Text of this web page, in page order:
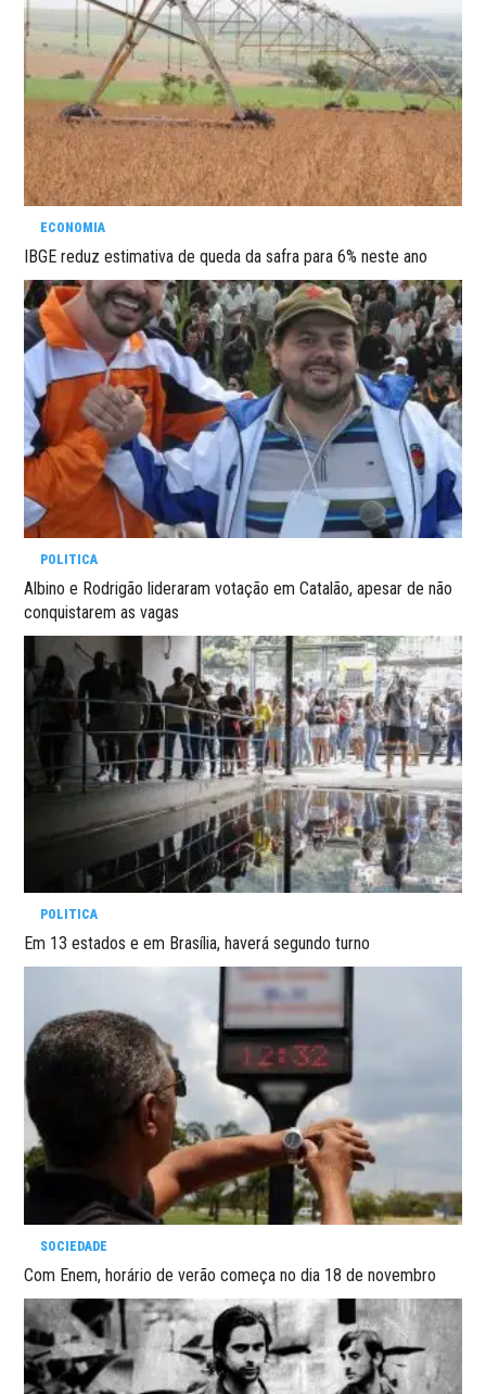
ECONOMIA
IBGE reduz estimativa de queda da safra para 6% neste ano
POLITICA
Albino e Rodrigão lideraram votação em Catalão, apesar de não
conquistarem as vagas
POLITICA
Em 13 estados e em Brasília, haverá segundo turno
SOCIEDADE
Com Enem, horário de verão começa no dia 18 de novembro